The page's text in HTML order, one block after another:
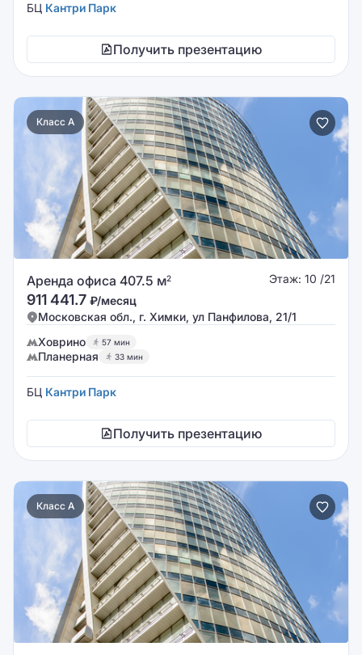
БЦ Кантри Парк
Получить презентацию
Класс A
Аренда офиса 407.5 м2 Этаж: 10 /21
911 441.7 ₽/месяц
Московская обл., г. Химки, ул Панфилова, 21/1
Ховрино
57 мин
Планерная 33 мин
БЦ Кантри Парк
Получить презентацию
Класс A